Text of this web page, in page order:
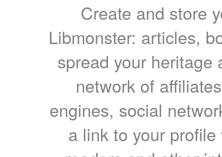
Create and store
Libmonster: articles,
spread your heritage
network of
engines, social
a link to your